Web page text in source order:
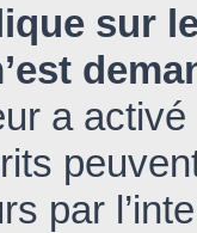
sur
a
par